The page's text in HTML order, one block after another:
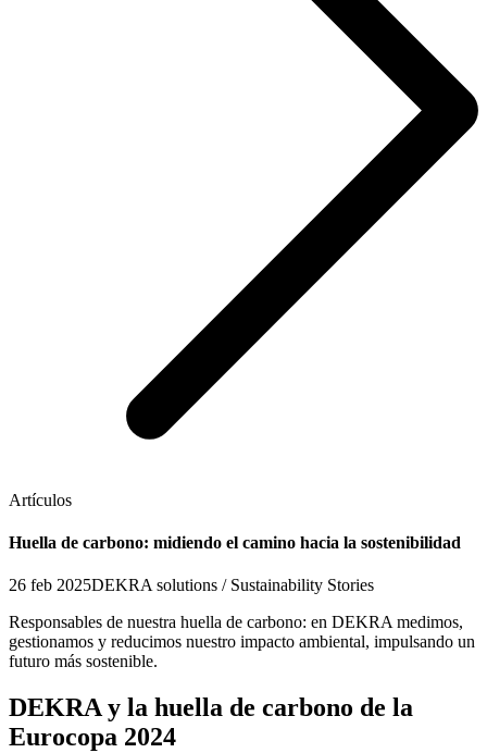
Artículos
Huella de carbono: midiendo el camino hacia la sostenibilidad
26 feb 2025DEKRA solutions / Sustainability Stories
Responsables de nuestra huella de carbono: en DEKRA medimos,
gestionamos y reducimos nuestro impacto ambiental, impulsando un
futuro más sostenible.
DEKRA y la huella de carbono de la
Eurocopa 2024